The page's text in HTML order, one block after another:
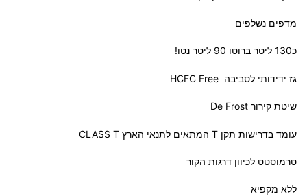
מדפים נשלפים
כ130 ליטר ברוטו 90 ליטר נטו!
גז ידידותי לסביבה HCFC Free
שיטת קירור De Frost
עומד בדרישות תקן T המתאים לתנאי הארץ CLASS T
טרמוסטט לכיוון דרגות הקור
ללא מקפיא